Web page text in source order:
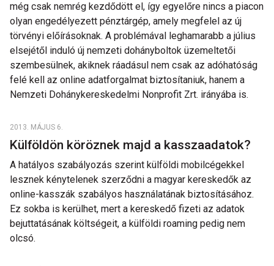
még csak nemrég kezdődött el, így egyelőre nincs a piacon
olyan engedélyezett pénztárgép, amely megfelel az új
törvényi előírásoknak. A problémával leghamarabb a július
elsejétől induló új nemzeti dohányboltok üzemeltetői
szembesülnek, akiknek ráadásul nem csak az adóhatóság
felé kell az online adatforgalmat biztosítaniuk, hanem a
Nemzeti Dohánykereskedelmi Nonprofit Zrt. irányába is.
2013. MÁJUS 6.
Külföldön köröznek majd a kasszaadatok?
A hatályos szabályozás szerint külföldi mobilcégekkel
lesznek kénytelenek szerződni a magyar kereskedők az
online-kasszák szabályos használatának biztosításához.
Ez sokba is kerülhet, mert a kereskedő fizeti az adatok
bejuttatásának költségeit, a külföldi roaming pedig nem
olcsó.